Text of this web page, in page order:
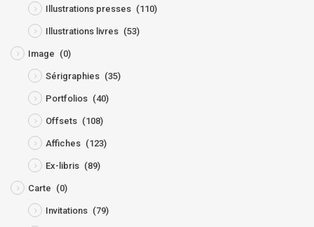
Illustrations presses (110)
Illustrations livres (53)
Image (0)
Sérigraphies (35)
Portfolios (40)
Offsets (108)
Affiches (123)
Ex-libris (89)
Carte (0)
Invitations (79)